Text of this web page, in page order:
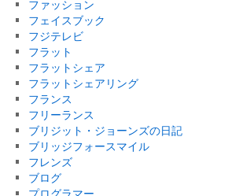
ファッション
フェイスブック
フジテレビ
フラット
フラットシェア
フラットシェアリング
フランス
フリーランス
ブリジット・ジョーンズの日記
ブリッジフォースマイル
フレンズ
ブログ